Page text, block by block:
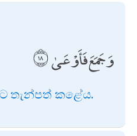
وَجَمَعَ فَأَوْعَىٰ
තැන්පත් කළේය.